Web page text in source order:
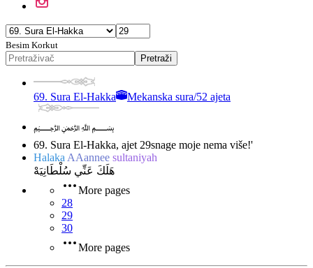
Besim Korkut
Pretraži
69. Sura El-Hakka Mekanska sura/52 ajeta
﷽
69. Sura El-Hakka, ajet 29snage moje nema više!'
Halaka AAannee sultaniyah
هَلَكَ عَنِّي سُلْطَانِيَهْ
More pages
28
29
30
More pages